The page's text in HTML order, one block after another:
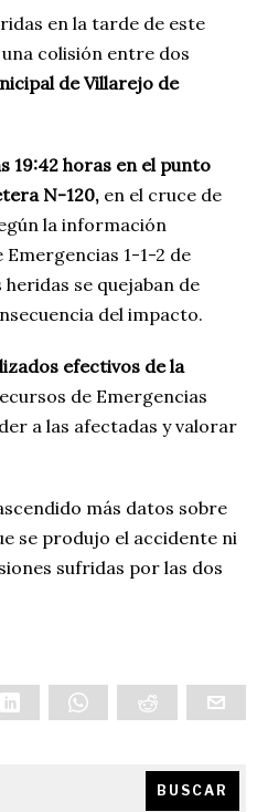
en la tarde de este
colisión entre dos
de Villarejo de
19:42 horas en el punto
N-120, en el cruce de
la información
1-1-2 de
se quejaban de
del impacto.
efectivos de la
de Emergencias
a las afectadas y valorar
más datos sobre
se produjo el accidente ni
sufridas por las dos
BUSCAR